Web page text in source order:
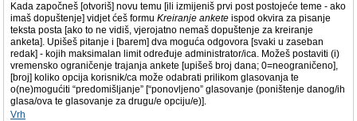
Kada započneš [otvoriš] novu temu [ili izmijeniš prvi post postojeće teme - ako
imaš dopuštenje] vidjet ćeš formu Kreiranje ankete ispod okvira za pisanje
teksta posta [ako to ne vidiš, vjerojatno nemaš dopuštenje za kreiranje
anketa]. Upišeš pitanje i [barem] dva moguća odgovora [svaki u zaseban
redak] - kojih maksimalan limit određuje administrator/ica. Možeš postaviti (i)
vremensko ograničenje trajanja ankete [upišeš broj dana; 0=neograničeno],
[broj] koliko opcija korisnik/ca može odabrati prilikom glasovanja te
o(ne)mogućiti “predomišljanje” [“ponovljeno” glasovanje (poništenje danog/ih
glasa/ova te glasovanje za drugu/e opciju/e)].
Vrh